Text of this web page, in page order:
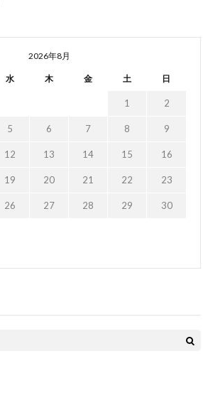
2026年8月
水 木 金 土 日
1 2
5 6 7 8 9
12 13 14 15 16
19 20 21 22 23
26 27 28 29 30